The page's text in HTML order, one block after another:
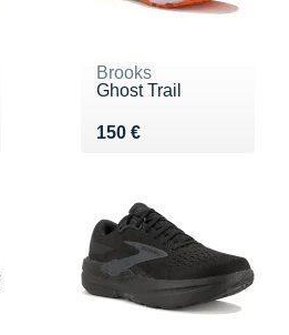
Brooks
Ghost Trail
150 €
Vendu 150 €